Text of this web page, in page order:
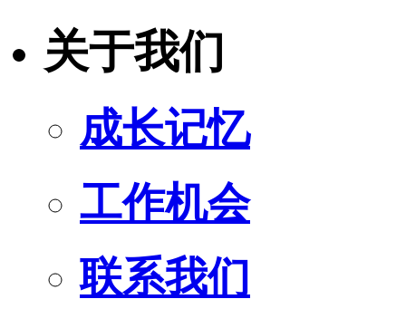
关于我们
成长记忆
工作机会
联系我们